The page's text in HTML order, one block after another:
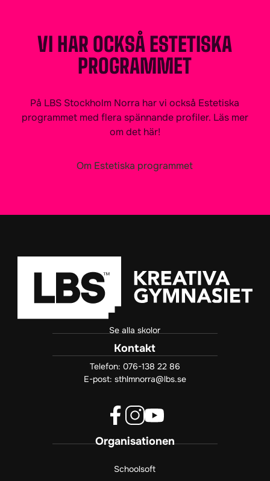
VI HAR OCKSÅ ESTETISKA
PROGRAMMET
På LBS Stockholm Norra har vi också Estetiska
programmet med flera spännande profiler. Läs mer
om det här!
Om Estetiska programmet
Se alla skolor
Kontakt
Telefon: 076-138 22 86
E-post: sthlmnorra@lbs.se
a
e
n
t
o
t
Organisationen
Schoolsoft